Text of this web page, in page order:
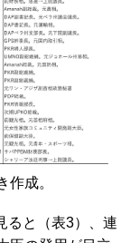
作成。
ると（表3）、連